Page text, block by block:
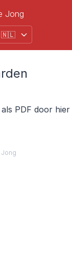
Jong
PDF door hier